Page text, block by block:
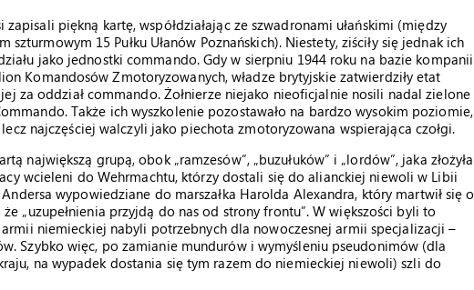
piękną kartę, współdziałając ze szwadronami ułańskimi (między
15 Pułku Ułanów Poznańskich). Niestety, ziściły się jednak ich
jako jednostki commando. Gdy w sierpniu 1944 roku na bazie kompanii
Komandosów Zmotoryzowanych, władze brytyjskie zatwierdziły etat
za oddział commando. Żołnierze niejako nieoficjalnie nosili nadal zielone
Także ich wyszkolenie pozostawało na bardzo wysokim poziomie,
najczęściej walczyli jako piechota zmotoryzowana wspierająca czołgi.
największą grupą, obok „ramzesów”, „buzułuków” i „lordów”, jaka złożyła
wcieleni do Wehrmachtu, którzy dostali się do alianckiej niewoli w Libii
wypowiedziane do marszałka Harolda Alexandra, który martwił się o
że „uzupełnienia przyjdą do nas od strony frontu”. W większości byli to
niemieckiej nabyli potrzebnych dla nowoczesnej armii specjalizacji –
Szybko więc, po zamianie mundurów i wymyśleniu pseudonimów (dla
na wypadek dostania się tym razem do niemieckiej niewoli) szli do